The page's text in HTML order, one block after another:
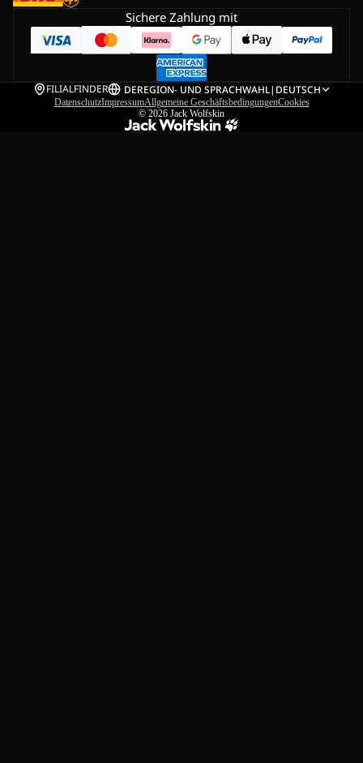
Sichere Zahlung mit
FILIALFINDER DEREGION- UND SPRACHWAHL| DEUTSCH
DatenschutzImpressumAllgemeine GeschäftsbedingungenCookies
© 2026 Jack Wolfskin